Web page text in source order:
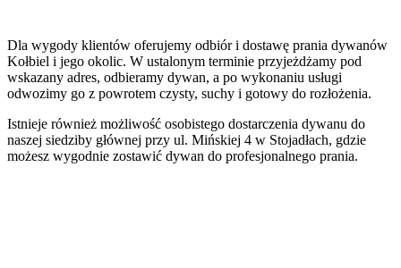
Dla wygody klientów oferujemy odbiór i dostawę prania dywanów
Kołbiel i jego okolic. W ustalonym terminie przyjeżdżamy pod
wskazany adres, odbieramy dywan, a po wykonaniu usługi
odwozimy go z powrotem czysty, suchy i gotowy do rozłożenia.
Istnieje również możliwość osobistego dostarczenia dywanu do
naszej siedziby głównej przy ul. Mińskiej 4 w Stojadłach, gdzie
możesz wygodnie zostawić dywan do profesjonalnego prania.